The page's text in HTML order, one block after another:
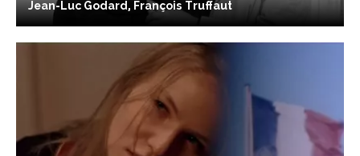
Jean-Luc Godard, François Truffaut